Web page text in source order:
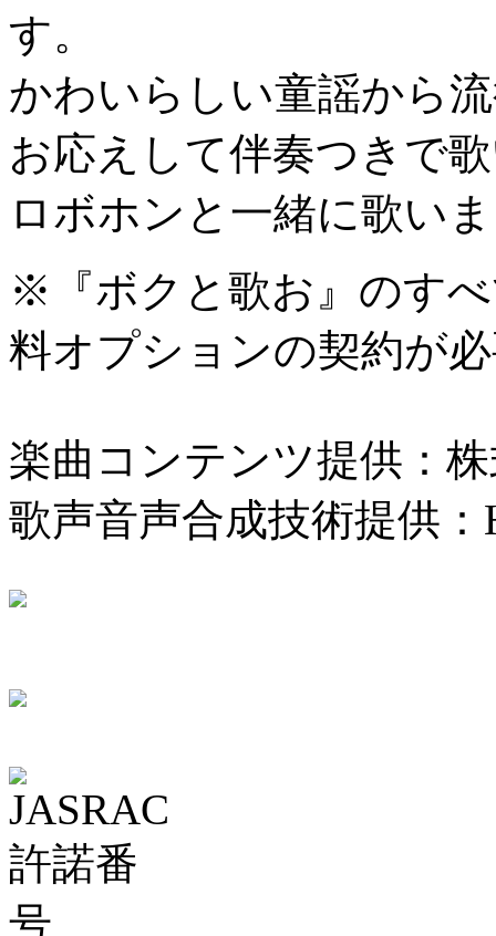
す。
かわいらしい童謡から
お応えして伴奏つきで
ロボホンと一緒に歌い
※『ボクと歌お』のす
料オプションの契約が
楽曲コンテンツ提供：
歌声音声合成技術提供